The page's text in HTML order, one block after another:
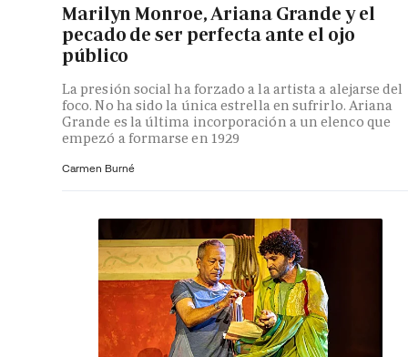
Marilyn Monroe, Ariana Grande y el
pecado de ser perfecta ante el ojo
público
La presión social ha forzado a la artista a alejarse del
foco. No ha sido la única estrella en sufrirlo. Ariana
Grande es la última incorporación a un elenco que
empezó a formarse en 1929
Carmen Burné